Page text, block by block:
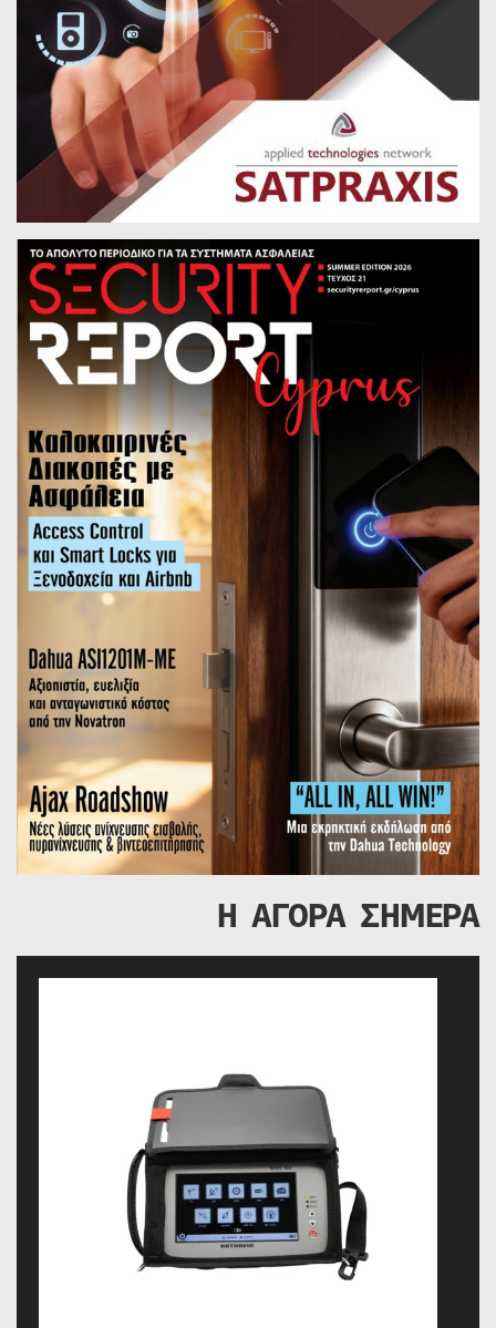
Η ΑΓΟΡΑ ΣΗΜΕΡΑ